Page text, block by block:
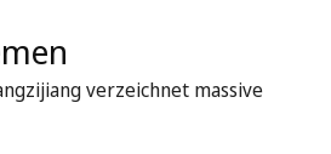
verzeichnet massive